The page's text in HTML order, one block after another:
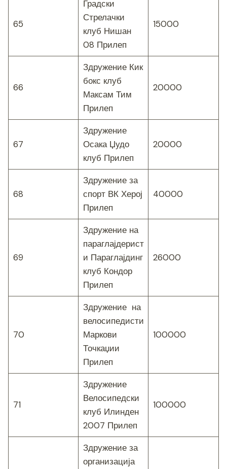
65
Градски
Стрелачки
клуб Нишан
08 Прилеп
15000
66
Здружение Кик
бокс клуб
Максам Тим
Прилеп
20000
67
Здружение
Осака Џудо
клуб Прилеп
20000
68
Здружение за
спорт ВК Херој
Прилеп
40000
69
Здружение на
параглајдерист
и Параглајдинг
клуб Кондор
Прилеп
26000
70
Здружение на
велосипедисти
Маркови
Точкаџии
Прилеп
100000
71
Здружение
Велосипедски
клуб Илинден
2007 Прилеп
100000
Здружение за
организација